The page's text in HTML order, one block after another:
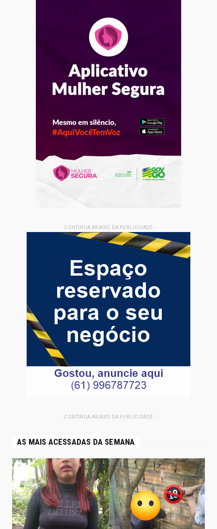
- CONTINUA ABAIXO DA PUBLICIDADE -
- CONTINUA ABAIXO DA PUBLICIDADE -
AS MAIS ACESSADAS DA SEMANA